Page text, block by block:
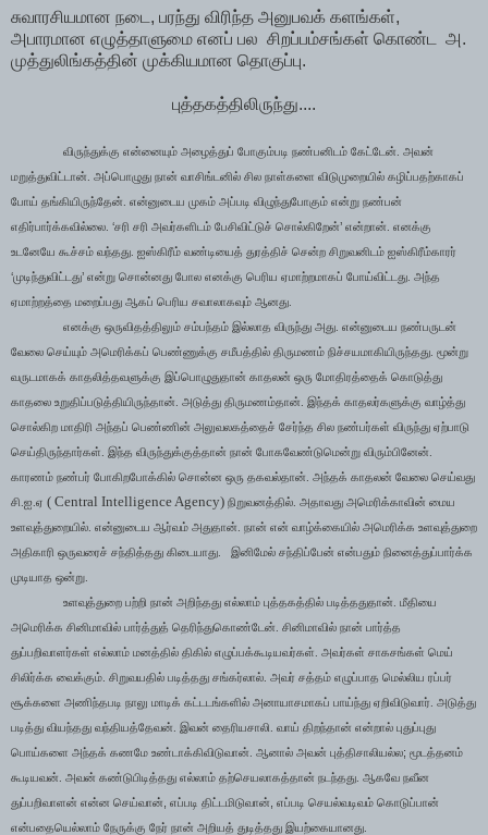
சுவாரசியமான நடை, பரந்து விரிந்த அனுபவக் களங்கள்,
அபாரமான எழுத்தாளுமை எனப் பல சிறப்பம்சங்கள் கொண்ட அ.
முத்துலிங்கத்தின் முக்கியமான தொகுப்பு.
புத்தகத்திலிருந்து....
விருந்துக்கு என்னையும் அழைத்துப் போகும்படி நண்பனிடம் கேட்டேன். அவன்
மறுத்துவிட்டான். அப்பொழுது நான் வாசிங்டனில் சில நாள்களை விடுமுறையில் கழிப்பதற்காகப்
போய் தங்கியிருந்தேன். என்னுடைய முகம் அப்படி விழுந்துபோகும் என்று நண்பன்
எதிர்பார்க்கவில்லை. ‘சரி சரி அவர்களிடம் பேசிவிட்டுச் சொல்கிறேன்’ என்றான். எனக்கு
உடனேயே கூச்சம் வந்தது. ஐஸ்கிரீம் வண்டியைத் துரத்திச் சென்ற சிறுவனிடம் ஐஸ்கிரீம்காரர்
‘முடிந்துவிட்டது’ என்று சொன்னது போல எனக்கு பெரிய ஏமாற்றமாகப் போய்விட்டது. அந்த
ஏமாற்றத்தை மறைப்பது ஆகப் பெரிய சவாலாகவும் ஆனது.
எனக்கு ஒருவிதத்திலும் சம்பந்தம் இல்லாத விருந்து அது. என்னுடைய நண்பருடன்
வேலை செய்யும் அமெரிக்கப் பெண்ணுக்கு சமீபத்தில் திருமணம் நிச்சயமாகியிருந்தது. மூன்று
வருடமாகக் காதலித்தவளுக்கு இப்பொழுதுதான் காதலன் ஒரு மோதிரத்தைக் கொடுத்து
காதலை உறுதிப்படுத்தியிருந்தான். அடுத்து திருமணம்தான். இந்தக் காதலர்களுக்கு வாழ்த்து
சொல்கிற மாதிரி அந்தப் பெண்ணின் அலுவலகத்தைச் சேர்ந்த சில நண்பர்கள் விருந்து ஏற்பாடு
செய்திருந்தார்கள். இந்த விருந்துக்குத்தான் நான் போகவேண்டுமென்று விரும்பினேன்.
காரணம் நண்பர் போகிறபோக்கில் சொன்ன ஒரு தகவல்தான். அந்தக் காதலன் வேலை செய்வது
சி.ஐ.ஏ ( Central Intelligence Agency) நிறுவனத்தில். அதாவது அமெரிக்காவின் மைய
உளவுத்துறையில். என்னுடைய ஆர்வம் அதுதான். நான் என் வாழ்க்கையில் அமெரிக்க உளவுத்துறை
அதிகாரி ஒருவரைச் சந்தித்தது கிடையாது. இனிமேல் சந்திப்பேன் என்பதும் நினைத்துப்பார்க்க
முடியாத ஒன்று.
உளவுத்துறை பற்றி நான் அறிந்தது எல்லாம் புத்தகத்தில் படித்ததுதான். மீதியை
அமெரிக்க சினிமாவில் பார்த்துத் தெரிந்துகொண்டேன். சினிமாவில் நான் பார்த்த
துப்பறிவாளர்கள் எல்லாம் மனத்தில் திகில் எழுப்பக்கூடியவர்கள். அவர்கள் சாகசங்கள் மெய்
சிலிர்க்க வைக்கும். சிறுவயதில் படித்தது சங்கர்லால். அவர் சத்தம் எழுப்பாத மெல்லிய ரப்பர்
சூக்களை அணிந்தபடி நாலு மாடிக் கட்டடங்களில் அனாயாசமாகப் பாய்ந்து ஏறிவிடுவார். அடுத்து
படித்து வியந்தது வந்தியத்தேவன். இவன் தைரியசாலி. வாய் திறந்தான் என்றால் புதுப்புது
பொய்களை அந்தக் கணமே உண்டாக்கிவிடுவான். ஆனால் அவன் புத்திசாலியல்ல; மூடத்தனம்
கூடியவன். அவன் கண்டுபிடித்தது எல்லாம் தற்செயலாகத்தான் நடந்தது. ஆகவே நவீன
துப்பறிவாளன் என்ன செய்வான் எப்படி திட்டமிடுவான் எப்படி செயல்வடிவம் கொடுப்பான்
என்பதையெல்லாம் நேருக்கு நேர் நான் அறியத் துடித்தது இயற்கையானது.